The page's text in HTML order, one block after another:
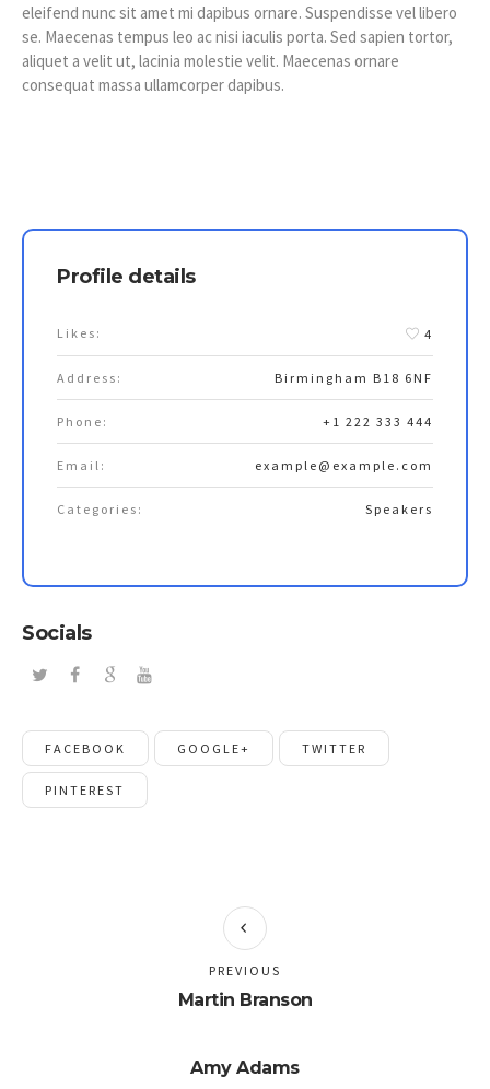
eleifend nunc sit amet mi dapibus ornare. Suspendisse vel libero
se. Maecenas tempus leo ac nisi iaculis porta. Sed sapien tortor,
aliquet a velit ut, lacinia molestie velit. Maecenas ornare
consequat massa ullamcorper dapibus.
Profile details
Likes: 4
Address: Birmingham B18 6NF
Phone: +1 222 333 444
Email: example@example.com
Categories: Speakers
Socials
FACEBOOK GOOGLE+ TWITTER
PINTEREST
Martin Branson
PREVIOUS
Amy Adams